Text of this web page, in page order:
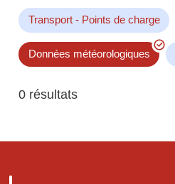
Transport - Points de charge
Données météorologiques
0 résultats